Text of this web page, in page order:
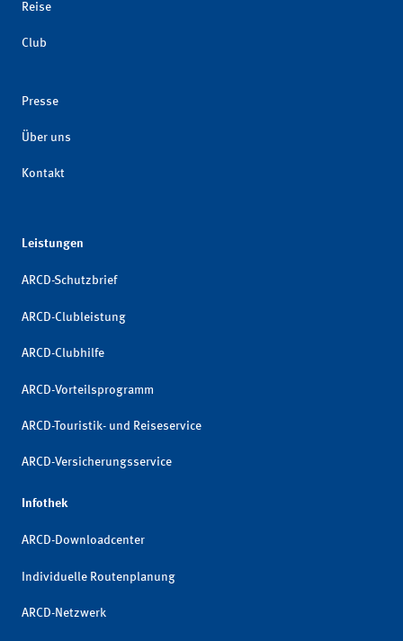
Reise
Club
Presse
Über uns
Kontakt
Leistungen
ARCD-Schutzbrief
ARCD-Clubleistung
ARCD-Clubhilfe
ARCD-Vorteilsprogramm
ARCD-Touristik- und Reiseservice
ARCD-Versicherungsservice
Infothek
ARCD-Downloadcenter
Individuelle Routenplanung
ARCD-Netzwerk